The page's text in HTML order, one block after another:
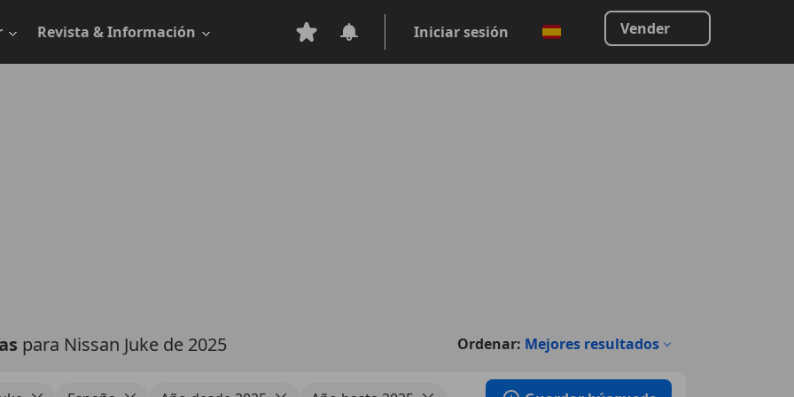
Revista & Información Iniciar sesión Vender
para Nissan Juke de 2025 Ordenar: Mejores resultados